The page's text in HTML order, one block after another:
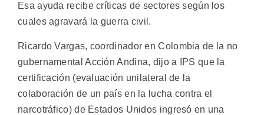
Esa ayuda recibe críticas de sectores según los
cuales agravará la guerra civil.
Ricardo Vargas, coordinador en Colombia de la no
gubernamental Acción Andina, dijo a IPS que la
certificación (evaluación unilateral de la
colaboración de un país en la lucha contra el
narcotráfico) de Estados Unidos ingresó en una